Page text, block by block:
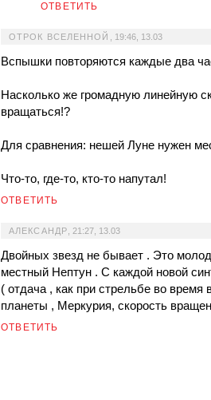
ОТВЕТИТЬ
ОТРОК ВСЕЛЕННОЙ 19:46, 13.03
Вспышки повторяются каждые два
Насколько же громадную линейную
вращаться!?
Для сравнения: нешей Луне нужен
Что-то, где-то, кто-то напутал!
ОТВЕТИТЬ
АЛЕКСАНДР 21:27, 13.03
Двойных звезд не бывает . Это
местный Нептун . С каждой новой
( отдача , как при стрельбе во
планеты , Меркурия, скорость
ОТВЕТИТЬ